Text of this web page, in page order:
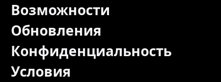
Возможности
Обновления
Конфиденциальность
Условия